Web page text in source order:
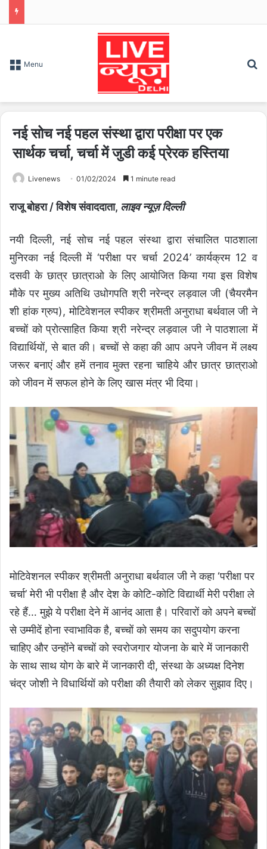
Menu
नई सोच नई पहल संस्था द्वारा परीक्षा पर एक
सार्थक चर्चा, चर्चा में जुडी कई प्रेरक हस्तिया
Livenews 01/02/2024 1 minute read
राजू बोहरा / विशेष संवाददाता, लाइव न्यूज़ दिल्ली
नयी दिल्ली, नई सोच नई पहल संस्था द्वारा संचालित पाठशाला
मुनिरका नई दिल्ली में ‘परीक्षा पर चर्चा 2024’ कार्यक्रम 12 व
दसवी के छात्र छात्राओ के लिए आयोजित किया गया इस विशेष
मौके पर मुख्य अतिथि उधोगपति श्री नरेन्द्र लड़वाल जी (चैयरमैन
शी हांक ग्रुप), मोटिवेशनल स्पीकर श्रीमती अनुराधा बर्थवाल जी ने
बच्चों को प्रोत्साहित किया श्री नरेन्द्र लड़वाल जी ने पाठशाला में
विद्यार्थियों, से बात की। बच्चों से कहा की आप अपने जीवन में लक्ष्य
जरूर बनाएं और हमें तनाव मुक्त रहना चाहिये और छात्र छात्राओ
को जीवन में सफल होने के लिए खास मंत्र भी दिया।
मोटिवेशनल स्पीकर श्रीमती अनुराधा बर्थवाल जी ने कहा ‘परीक्षा पर
चर्चा’ मेरी भी परीक्षा है और देश के कोटि-कोटि विद्यार्थी मेरी परीक्षा ले
रहे हैं… मुझे ये परीक्षा देने में आनंद आता है। परिवारों को अपने बच्चों
से उम्मीदें होना स्वाभाविक है, बच्चों को समय का सदुपयोग करना
चाहिए और उन्होंने बच्चों को स्वरोजगार योजना के बारे में जानकारी
के साथ साथ योग के बारे में जानकारी दी, संस्था के अध्यक्ष दिनेश
चंद्र जोशी ने विधार्थियों को परीक्षा की तैयारी को लेकर सुझाव दिए।